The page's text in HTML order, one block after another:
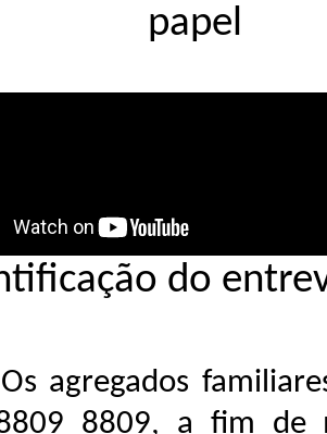
papel
do
familiares
8809, a fim de